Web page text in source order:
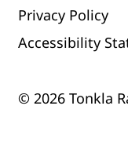
Privacy Policy
Accessibility
© 2026 Tonkla